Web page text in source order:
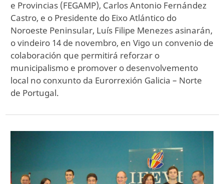
e Provincias (FEGAMP), Carlos Antonio Fernández
Castro, e o Presidente do Eixo Atlántico do
Noroeste Peninsular, Luís Filipe Menezes asinarán,
o vindeiro 14 de novembro, en Vigo un convenio de
colaboración que permitirá reforzar o
municipalismo e promover o desenvolvemento
local no conxunto da Eurorrexión Galicia – Norte
de Portugal.